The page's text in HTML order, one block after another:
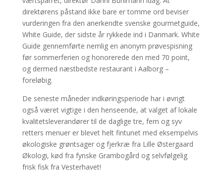
direktørens påstand ikke bare er tomme ord beviser
vurderingen fra den anerkendte svenske gourmetguide,
White Guide, der sidste år rykkede ind i Danmark. White
Guide gennemførte nemlig en anonym prøvespisning
før sommerferien og honorerede den med 70 point,
og dermed næstbedste restaurant i Aalborg –
foreløbig.
De seneste måneder indkøringsperiode har i øvrigt
også været vigtige i den henseende, at valget af lokale
kvalitetsleverandører til de daglige tre, fem og syv
retters menuer er blevet helt fintunet med eksempelvis
økologiske grøntsager og fjerkræ fra Lille Østergaard
Økologi, kød fra fynske Grambogård og selvfølgelig
frisk fisk fra Vesterhavet!